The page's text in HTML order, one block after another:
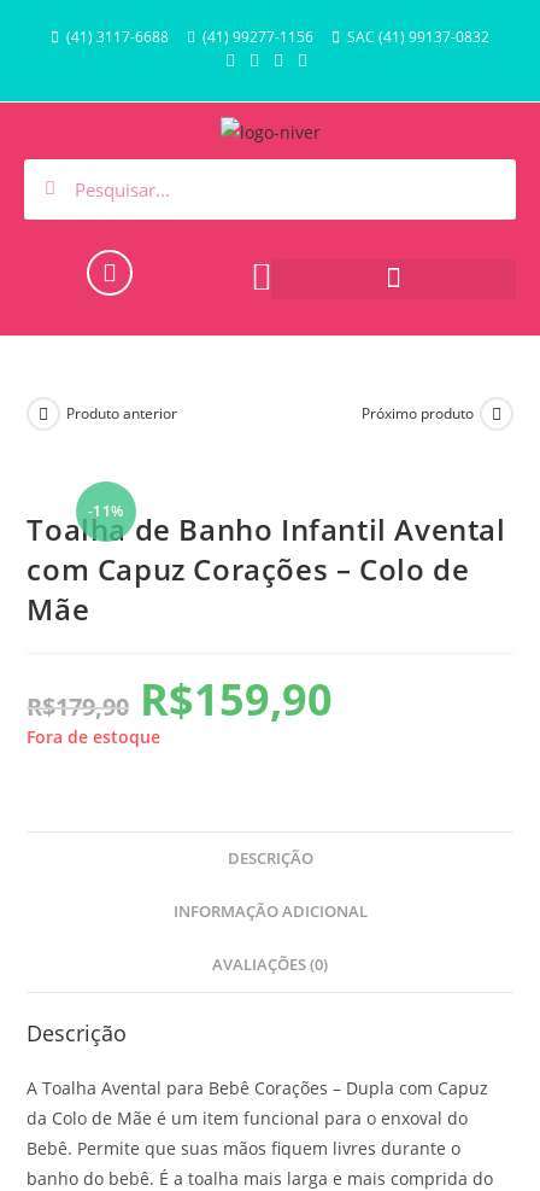
(41) 3117-6688 (41) 99277-1156 SAC (41) 99137-0832
-11%
Produto anterior Próximo produto
Toalha de Banho Infantil Avental
com Capuz Corações – Colo de
Mãe
R$179,90 R$159,90
Fora de estoque
DESCRIÇÃO
INFORMAÇÃO ADICIONAL
AVALIAÇÕES (0)
Descrição
A Toalha Avental para Bebê Corações – Dupla com Capuz
da Colo de Mãe é um item funcional para o enxoval do
Bebê. Permite que suas mãos fiquem livres durante o
banho do bebê. É a toalha mais larga e mais comprida do